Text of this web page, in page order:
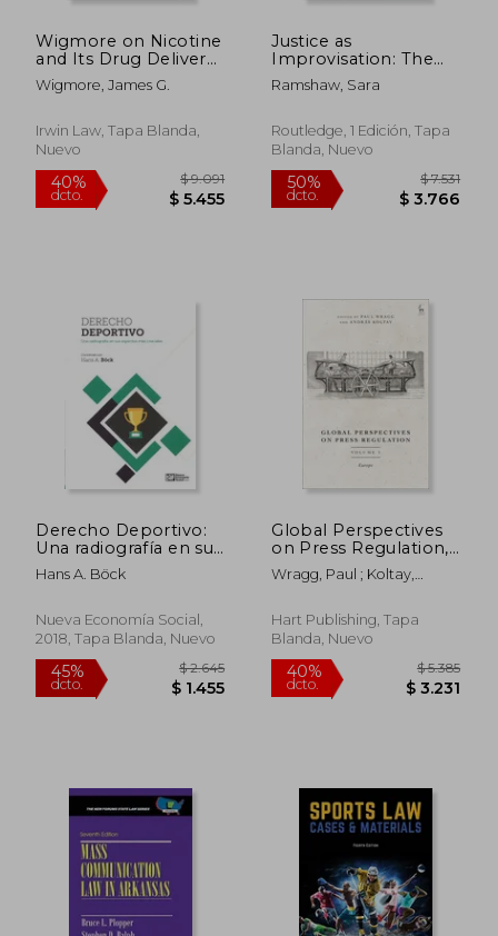
Wigmore on Nicotine
and Its Drug Delivery
Systems: The
Medicolegal Aspects
and Dangerous Legal
Drug (en Inglés)
Wigmore, James G.
Irwin Law, Tapa Blanda,
Nuevo
40%
Justice as
Improvisation: The
Law of the
Extempore (en
Ramshaw, Sara
Routledge, 1 Edición, Tapa
Blanda, Nuevo
50%
dcto.
Derecho Deportivo:
Una radiografía en sus
aspectos más
cruciales
Hans A. Böck
Nueva Economía Social,
2018, Tapa Blanda, Nuevo
Global Perspectives
on Press Regulation,
Volume 1: Europe (en
Inglés)
Wragg, Paul ; Koltay,
Hart Publishing, Tapa
Blanda, Nuevo